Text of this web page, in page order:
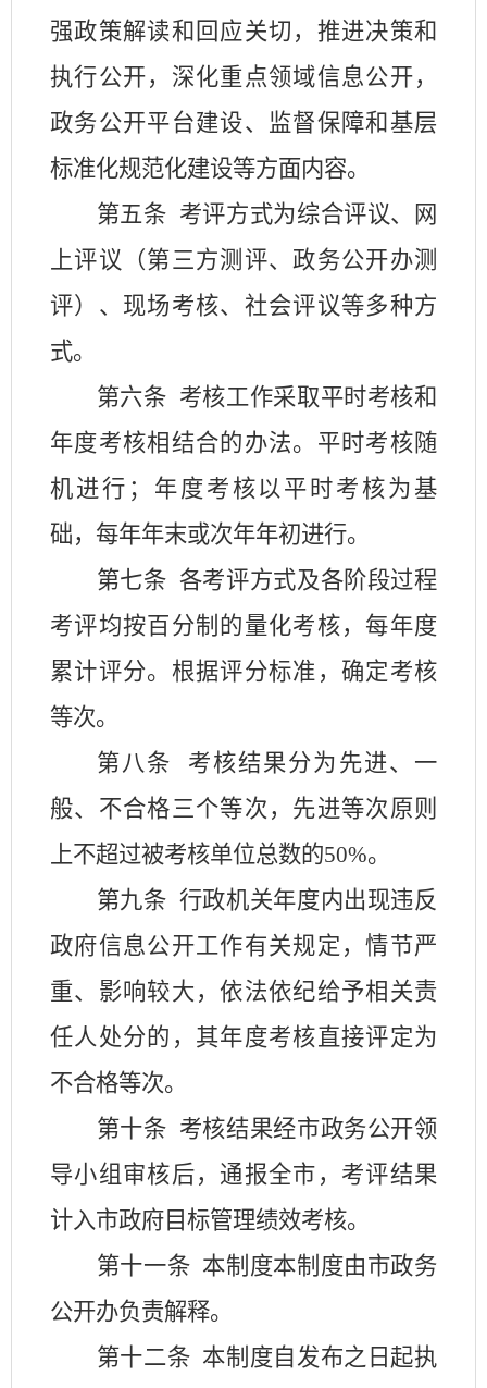
强政策解读和回应关切，推进决策和
执行公开，深化重点领域信息公开，
政务公开平台建设、监督保障和基层
标准化规范化建设等方面内容。
第五条 考评方式为综合评议、网
上评议（第三方测评、政务公开办测
评）、现场考核、社会评议等多种方
式。
第六条 考核工作采取平时考核和
年度考核相结合的办法。平时考核随
机进行；年度考核以平时考核为基
础，每年年末或次年年初进行。
第七条 各考评方式及各阶段过程
考评均按百分制的量化考核，每年度
累计评分。根据评分标准，确定考核
等次。
第八条
考核结果分为先进、一
般、不合格三个等次，先进等次原则
上不超过被考核单位总数的50%。
第九条 行政机关年度内出现违反
政府信息公开工作有关规定，情节严
重、影响较大，依法依纪给予相关责
任人处分的，其年度考核直接评定为
不合格等次。
第十条 考核结果经市政务公开领
导小组审核后，通报全市，考评结果
计入市政府目标管理绩效考核。
第十一条 本制度本制度由市政务
公开办负责解释。
第十二条 本制度自发布之日起执